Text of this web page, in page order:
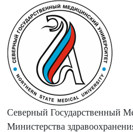
Северный Государственный
Министерства